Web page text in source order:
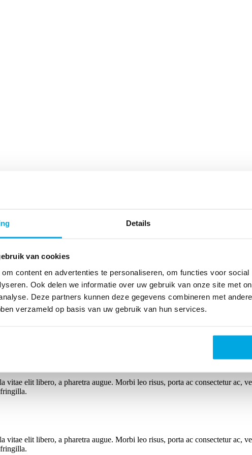
Details
van cookies
content en advertenties te personaliseren, om functies voor
Ook delen we informatie over uw gebruik van onze site met
Deze partners kunnen deze gegevens combineren met
verzameld op basis van uw gebruik van hun services.
elit libero, a pharetra augue. Morbi leo risus, porta ac consectetur ac,
fringilla.
elit libero, a pharetra augue. Morbi leo risus, porta ac consectetur ac,
elit libero, a pharetra augue. Morbi leo risus, porta ac consectetur ac,
elit libero, a pharetra augue. Morbi leo risus, porta ac consectetur ac,